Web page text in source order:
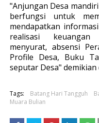
"Anjungan Desa
berfungsi untuk
mendapatkan
realisasi
menyurat, absensi
Profile Desa, Buku
seputar Desa" demikian
Tags: Batang Hari Tangguh
Muara Bulian